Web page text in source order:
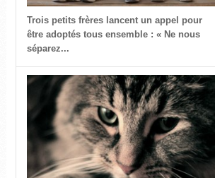
Trois petits frères lancent un appel pour
être adoptés tous ensemble : « Ne nous
séparez...